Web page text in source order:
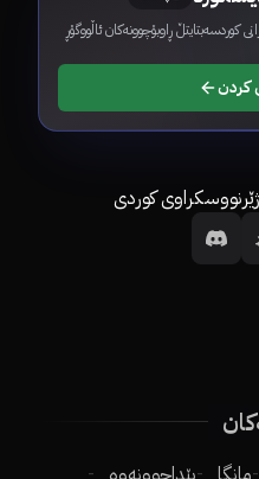
کوردسەبتایتڵ ڕاوبۆچوونەکان ئاڵووگۆڕ
کردن
کوردی